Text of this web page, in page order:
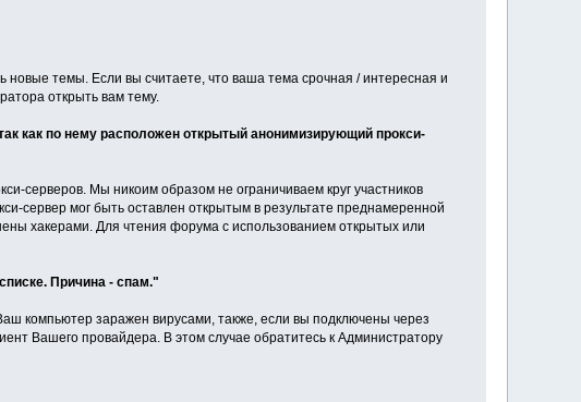
темы. Если вы считаете, что ваша тема срочная / интересная и
открыть вам тему.
как по нему расположен открытый анонимизирующий прокси-
серверов. Мы никоим образом не ограничиваем круг участников
сервер мог быть оставлен открытым в результате преднамеренной
хакерами. Для чтения форума с использованием открытых или
Причина - спам."
компьютер заражен вирусами, также, если вы подключены через
Вашего провайдера. В этом случае обратитесь к Администратору